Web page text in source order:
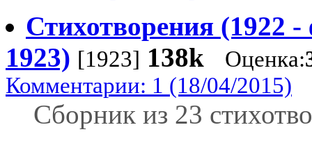
Стихотворения (1922
1923) [1923] 138k Оценка:
Комментарии: 1 (18/04/2015)
Сборник из 23